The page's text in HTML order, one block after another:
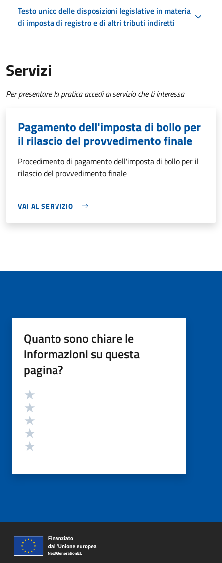
Testo unico delle disposizioni legislative in materia
di imposta di registro e di altri tributi indiretti
Servizi
Per presentare la pratica accedi al servizio che ti interessa
Pagamento dell'imposta di bollo per
il rilascio del provvedimento finale
Procedimento di pagamento dell'imposta di bollo per il
rilascio del provvedimento finale
VAI AL SERVIZIO
Quanto sono chiare le
informazioni su questa
pagina?
Valutazione